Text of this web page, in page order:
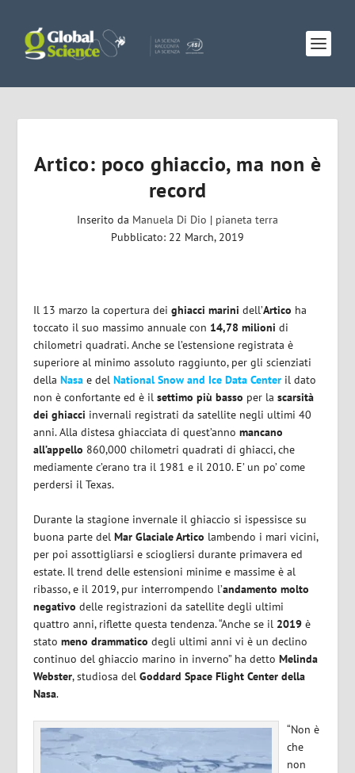
Artico: poco ghiaccio, ma non è
record
Inserito da Manuela Di Dio | pianeta terra
Pubblicato: 22 March, 2019
Il 13 marzo la copertura deighiacci marini dell’Artico ha
toccato il suo massimo annuale con 14,78 milionidi
chilometri quadrati. Anche se l’estensione registrata è
superiore al minimo assoluto raggiunto, per gli scienziati
dellaNasa e delNational Snow and Ice Data Center il dato
non è confortante ed è ilsettimo più basso per la scarsità
dei ghiacci invernali registrati da satellite negli ultimi 40
anni. Alla distesa ghiacciata di quest’annomancano
all’appello 860,000 chilometri quadrati di ghiacci, che
mediamente c’erano tra il 1981 e il 2010. E’ un po’ come
perdersi il Texas.
‎Durante la stagione invernale il ghiaccio si ispessisce su
buona parte delMar Glaciale Artico lambendo i mari vicini,
per poi assottigliarsi e sciogliersi durante primavera ed
estate. Il trend delle estensioni minime e massime è al
ribasso, e il 2019, pur interrompendo l’andamento molto
negativo delle registrazioni da satellite degli ultimi
quattro anni, riflette questa tendenza. “Anche se il 2019 è
statomeno drammatico degli ultimi anni vi è un declino
continuo del ghiaccio marino in inverno” ha dettoMelinda
Webster, studiosa delGoddard Space Flight Center della
Nasa.
“Non è
che
non